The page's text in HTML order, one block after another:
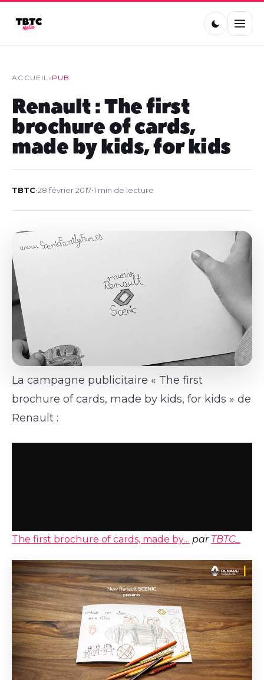
ACCUEIL› PUB
Renault : The first
brochure of cards,
made by kids, for kids
TBTC•28 février 2017•1 min de lecture
La campagne publicitaire « The first
brochure of cards, made by kids, for kids » de
Renault :
The first brochure of cards, made by… par TBTC_